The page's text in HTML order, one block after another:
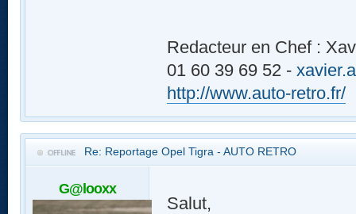
Redacteur en Chef :
01 60 39 69 52 -
http://www.auto-retro.fr/
Re: Reportage Opel Tigra - AUTO RETRO
G@looxx
Salut,